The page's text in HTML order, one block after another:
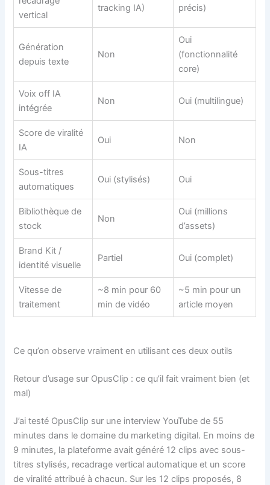
vertical
tracking IA)
précis)
Génération
depuis texte
Non
Oui
(fonctionnalité
core)
Voix off IA
intégrée
Non Oui (multilingue)
Score de viralité
IA
Oui Non
Sous-titres
automatiques
Oui (stylisés) Oui
Bibliothèque de
stock
Non
Oui (millions
d’assets)
Brand Kit /
identité visuelle
Partiel Oui (complet)
Vitesse de
traitement
~8 min pour 60
min de vidéo
~5 min pour un
article moyen
Ce qu’on observe vraiment en utilisant ces deux outils
Retour d’usage sur OpusClip : ce qu’il fait vraiment bien (et
mal)
J’ai testé OpusClip sur une interview YouTube de 55
minutes dans le domaine du marketing digital. En moins de
9 minutes, la plateforme avait généré 12 clips avec sous-
titres stylisés, recadrage vertical automatique et un score
de viralité attribué à chacun. Sur les 12 clips proposés, 8